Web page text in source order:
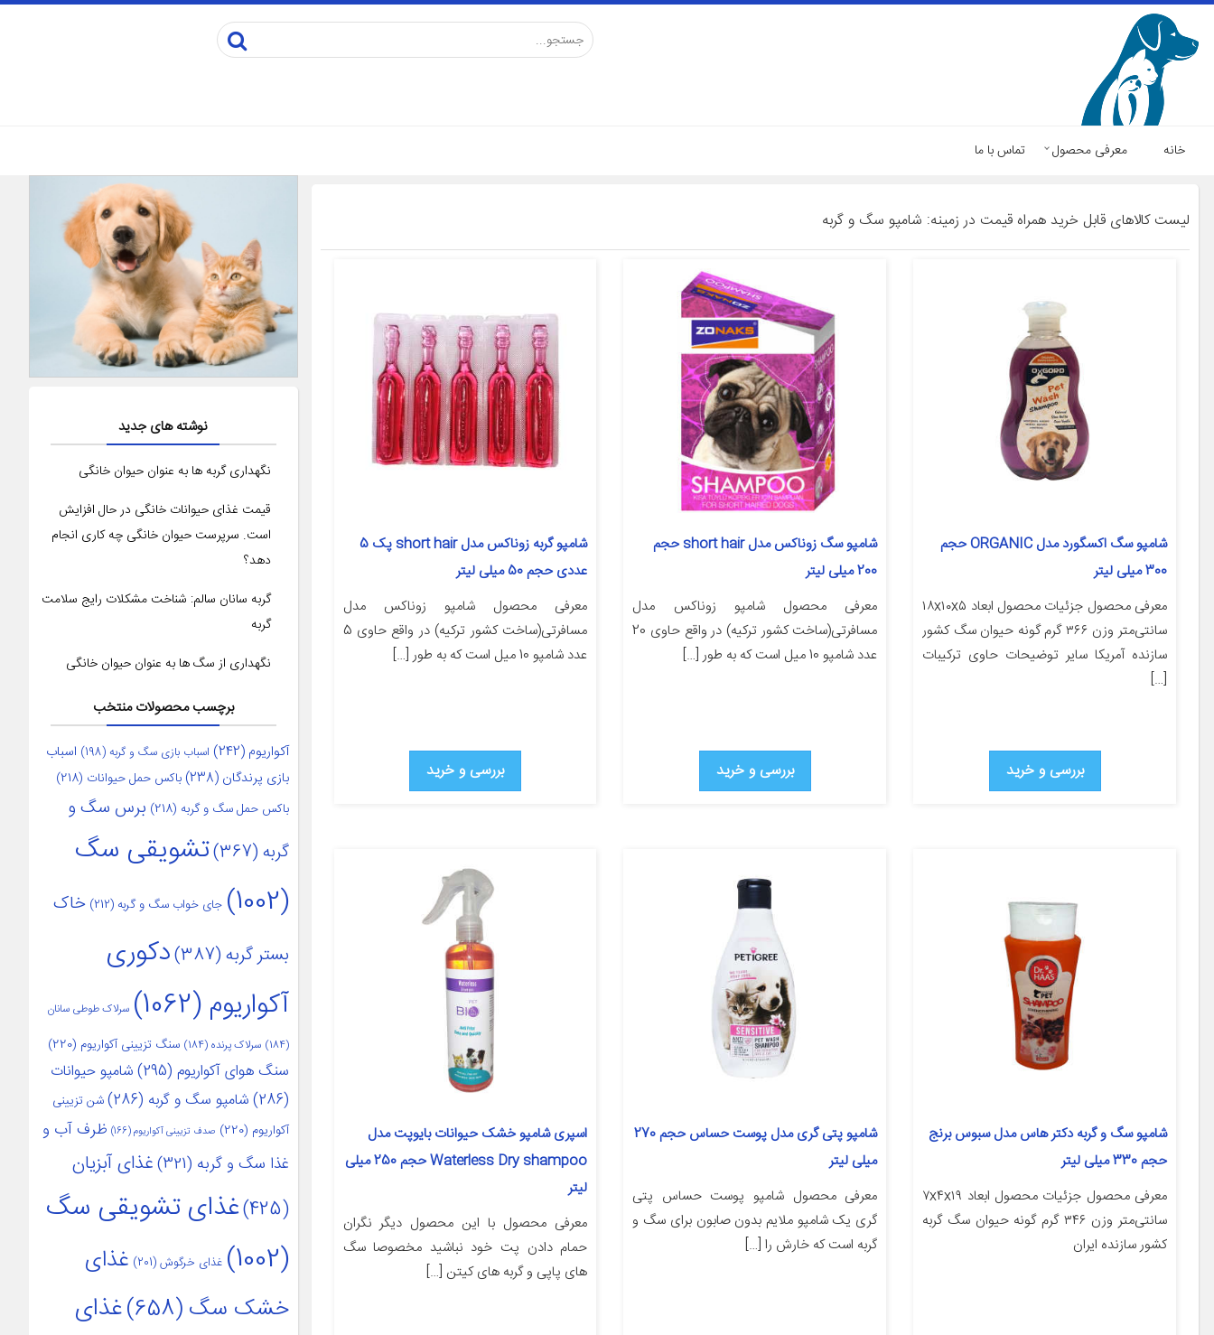
خانه معرفی محصول تماس با ما
لیست کالاهای قابل خرید همراه قیمت در زمینه: شامپو سگ و گربه
شامپو سگ اکسگورد مدل ORGANIC حجم
300 میلی لیتر
معرفی محصول جزئیات محصول ابعاد ۱۸x۱۰x۵
سانتی‌متر وزن ۳۶۶ گرم گونه حیوان سگ کشور
سازنده آمریکا سایر توضیحات حاوی ترکیبات
[…]
بررسی و خرید
شامپو سگ زوناکس مدل short hair حجم
200 میلی لیتر
معرفی محصول شامپو زوناکس مدل
مسافرتی(ساخت کشور ترکیه) در واقع حاوی 20
عدد شامپو 10 میل است که به طور […]
بررسی و خرید
شامپو گربه زوناکس مدل short hair پک 5
عددی حجم 50 میلی لیتر
معرفی محصول شامپو زوناکس مدل
مسافرتی(ساخت کشور ترکیه) در واقع حاوی 5
عدد شامپو 10 میل است که به طور […]
بررسی و خرید
شامپو سگ و گربه دکتر هاس مدل سبوس برنج
حجم 330 میلی لیتر
معرفی محصول جزئیات محصول ابعاد ۷x۴x۱۹
سانتی‌متر وزن ۳۴۶ گرم گونه حیوان سگ گربه
کشور سازنده ایران
شامپو پتی گری مدل پوست حساس حجم 270
میلی لیتر
معرفی محصول شامپو پوست حساس پتی
گری یک شامپو ملایم بدون صابون برای سگ و
گربه است که خارش را […]
اسپری شامپو خشک حیوانات بایوپت مدل
Waterless Dry shampoo حجم 250 میلی
لیتر
معرفی محصول با این محصول دیگر نگران
حمام دادن پت خود نباشید مخصوصا سگ
های پاپی و گربه های کیتن […]
نوشته های جدید
نگهداری گربه ها به عنوان حیوان خانگی
قیمت غذای حیوانات خانگی در حال افزایش
است. سرپرست حیوان خانگی چه کاری انجام
دهد؟
گربه سانان سالم: شناخت مشکلات رایج سلامت
گربه
نگهداری از سگ ها به عنوان حیوان خانگی
برچسب محصولات منتخب
آکواریوم (242) اسباب بازی سگ و گربه(198)
اسباب
بازی پرندگان (238) باکس حمل حیوانات (218)
باکس حمل سگ و گربه (218)
برس سگ و
گربه(367)
تشویقی سگ
(1002)
جای خواب سگ و گربه (212)
خاک
بستر گربه(387)
دکوری
آکواریوم (1062) سرلاک طوطی سانان
(184) سرلاک پرنده (184) سنگ تزیینی آکواریوم (220)
سنگ هوای آکواریوم (295)
شامپو حیوانات
(286)
شامپو سگ و گربه (286)
شن تزیینی
آکواریوم (220) صدف تزیینی آکواریوم(166)
ظرف آب و
غذا سگ و گربه (321)
غذای آبزیان
(425)
غذای تشویقی سگ
(1002)
غذای خرگوش(201)
غذای
خشک سگ(658)
غذای